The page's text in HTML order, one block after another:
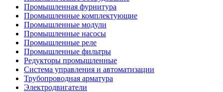
Промышленная фурнитура
Промышленные комплектующие
Промышленные модули
Промышленные насосы
Промышленные реле
Промышленные фильтры
Редукторы промышленные
Система управления и автоматизации
Трубопроводная арматура
Электродвигатели